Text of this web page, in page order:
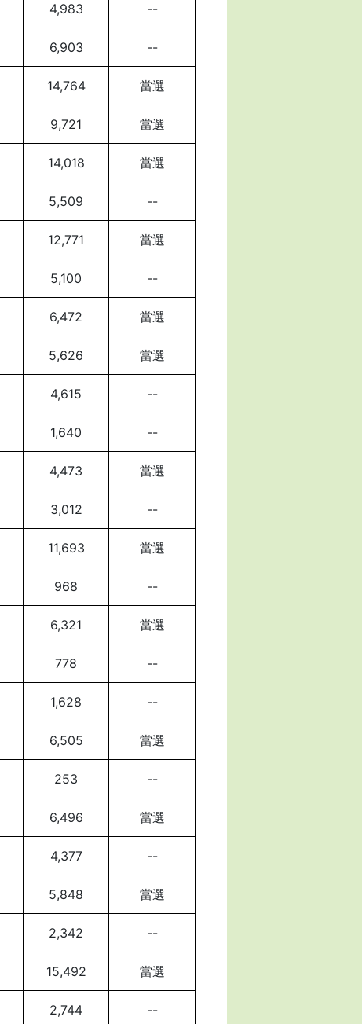
4,983 --
6,903 --
14,764 當選
9,721 當選
14,018 當選
5,509 --
12,771 當選
5,100 --
6,472 當選
5,626 當選
4,615 --
1,640 --
4,473 當選
3,012 --
11,693 當選
968 --
6,321 當選
778 --
1,628 --
6,505 當選
253 --
6,496 當選
4,377 --
5,848 當選
2,342 --
15,492 當選
2,744 --